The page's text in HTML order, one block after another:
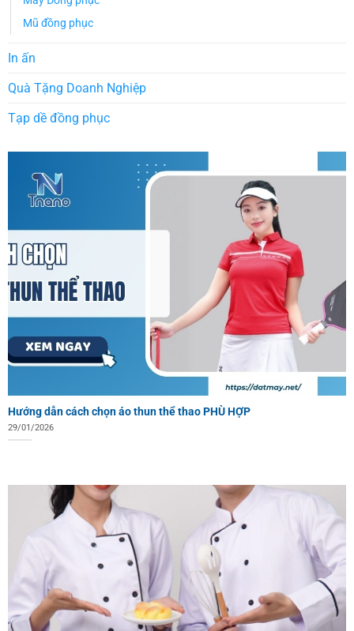
Mũ đồng phục
In ấn
Quà Tặng Doanh Nghiệp
Tạp dề đồng phục
Hướng dẫn cách chọn áo thun thể thao PHÙ HỢP
29/01/2026